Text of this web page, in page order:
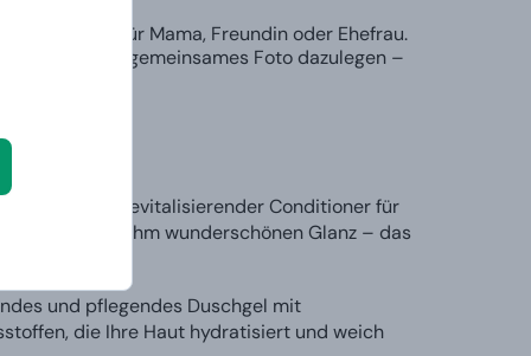
mit Idee, für Mama, Freundin oder Ehefrau.
Sie noch ein gemeinsames Foto dazulegen –
180 ml
– Revitalisierender Conditioner für
und verleiht ihm wunderschönen Glanz – das
und pflegendes Duschgel mit
die Ihre Haut hydratisiert und weich